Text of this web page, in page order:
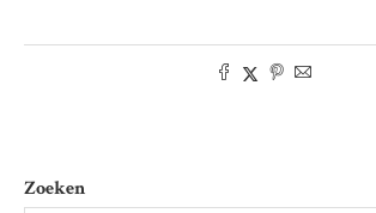
Zoeken